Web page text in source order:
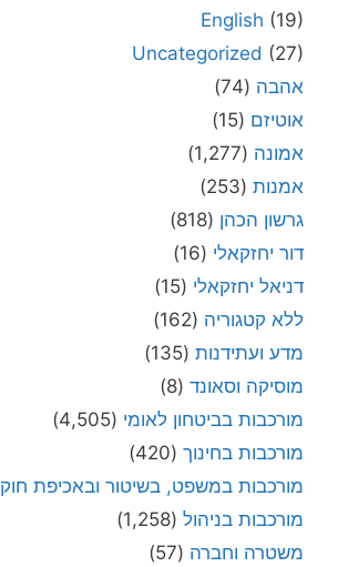
English (19)
Uncategorized (27)
אהבה (74)
אוטיזם (15)
אמונה (1,277)
אמנות (253)
גרשון הכהן (818)
דור יחזקאלי (16)
דניאל יחזקאלי (15)
ללא קטגוריה (162)
מדע ועתידנות (135)
מוסיקה וסאונד (8)
מורכבות בביטחון לאומי (4,505)
מורכבות בחינוך (420)
מורכבות במשפט, בשיטור ובאכיפת חוק
מורכבות בניהול (1,258)
משטרה וחברה (57)